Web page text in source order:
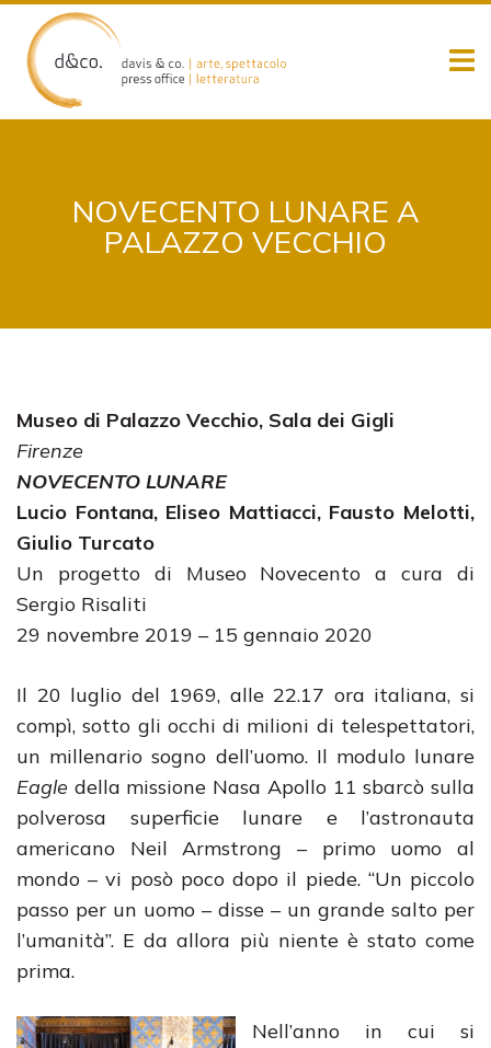
content
NOVECENTO LUNARE A
PALAZZO VECCHIO
Museo di Palazzo Vecchio, Sala dei Gigli
Firenze
NOVECENTO LUNARE
Lucio Fontana, Eliseo Mattiacci, Fausto Melotti,
Giulio Turcato
Un progetto di Museo Novecento a cura di
Sergio Risaliti
29 novembre 2019 – 15 gennaio 2020
Il 20 luglio del 1969, alle 22.17 ora italiana, si
compì, sotto gli occhi di milioni di telespettatori,
un millenario sogno dell’uomo. Il modulo lunare
Eagle della missione Nasa Apollo 11 sbarcò sulla
polverosa superficie lunare e l’astronauta
americano Neil Armstrong – primo uomo al
mondo – vi posò poco dopo il piede. “Un piccolo
passo per un uomo – disse – un grande salto per
l’umanità”. E da allora più niente è stato come
prima.
Nell’anno in cui si